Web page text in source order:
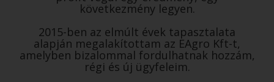
következmény legyen.
2015-ben az elmúlt évek tapasztalata
alapján megalakítottam az EAgro Kft-t,
amelyben bizalommal fordulhatnak hozzám,
régi és új ügyfeleim.